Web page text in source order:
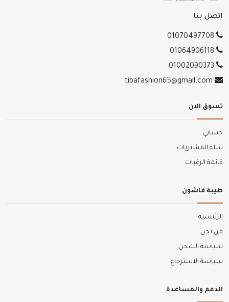
اتصل بنا
تسوق الان
حسابي
سلة المشتريات
قائمة الرغبات
طيبة فاشون
الرئيسية
من نحن
سياسة الشحن
سياسة الاسترجاع
الدعم والمساعدة